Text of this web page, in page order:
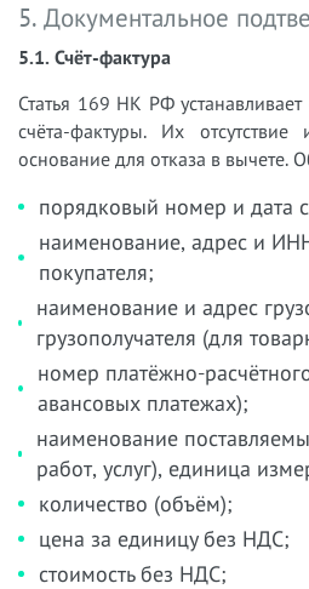
5. Документальное
5.1. Счёт-фактура
Статья 169 НК РФ
счёта-фактуры. Их
основание для отказа в вычете.
порядковый номер и дата
наименование, адрес и
покупателя;
наименование и адрес
грузополучателя (для
номер платёжно-
авансовых платежах);
наименование
работ, услуг), единица
количество (объём);
цена за единицу без НДС;
стоимость без НДС;